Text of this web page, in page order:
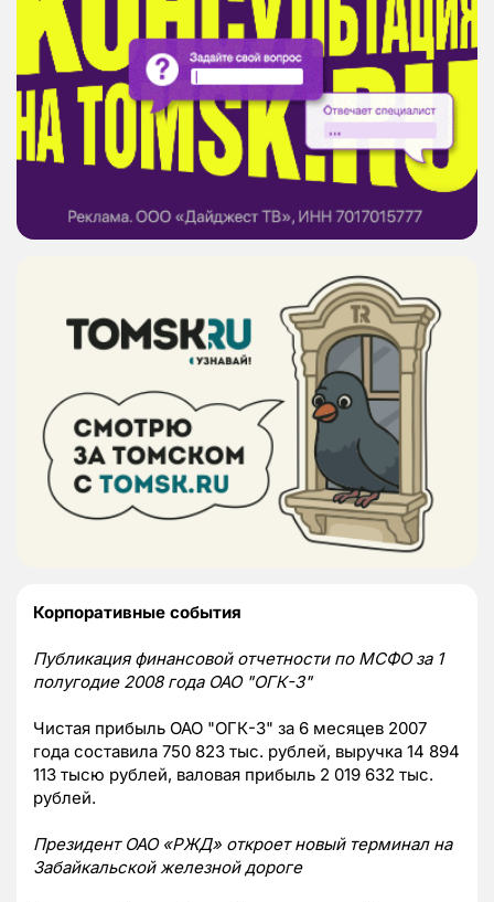
Корпоративные события
Публикация финансовой отчетности по МСФО за 1
полугодие 2008 года ОАО "ОГК-3"
Чистая прибыль ОАО "ОГК-3" за 6 месяцев 2007
года составила 750 823 тыс. рублей, выручка 14 894
113 тысю рублей, валовая прибыль 2 019 632 тыс.
рублей.
Президент ОАО «РЖД» откроет новый терминал на
Забайкальской железной дороге